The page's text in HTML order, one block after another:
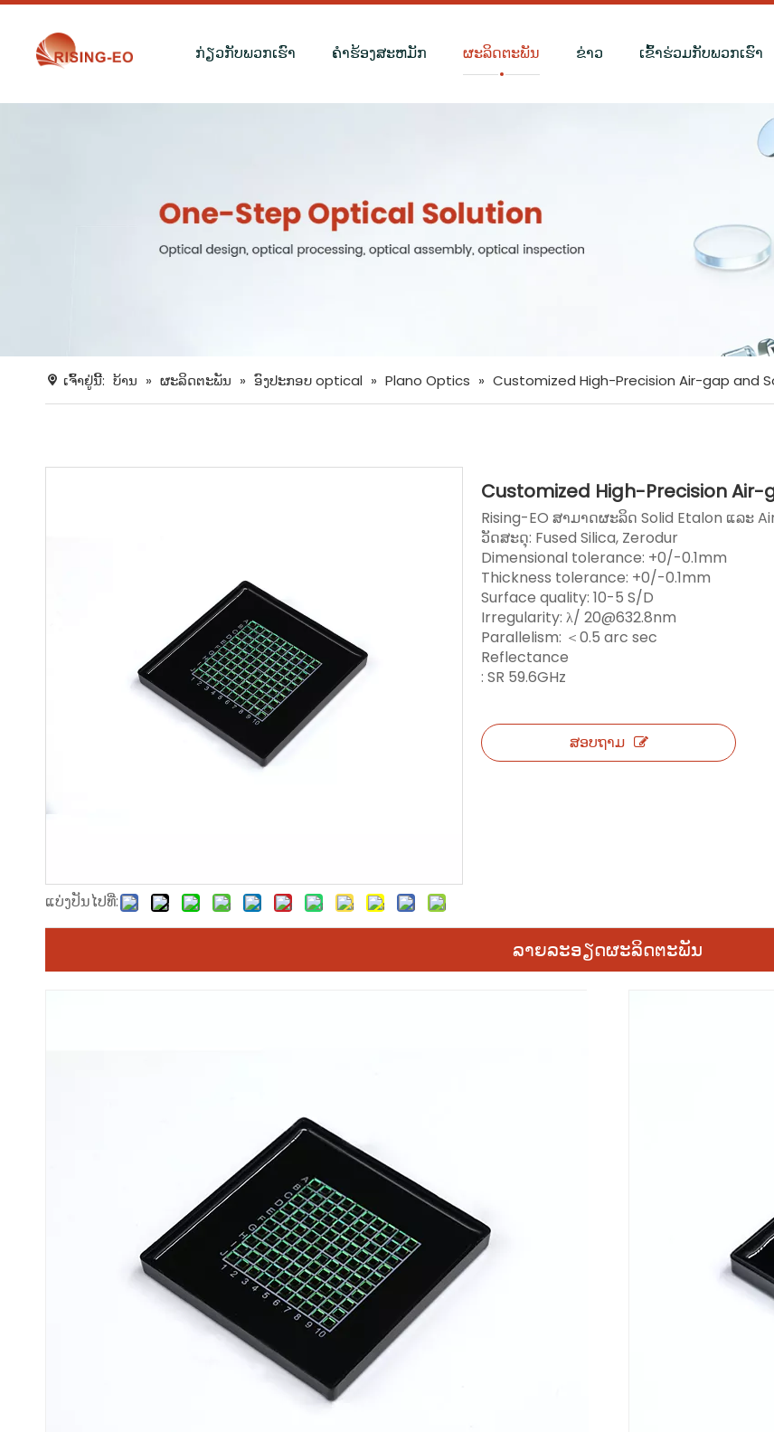
ກ່ຽວກັບພວກເຮົາ ຄໍາຮ້ອງສະຫມັກ ຜະລິດຕະພັນ ຂ່າວ ເຂົ້າຮ່ວມກັບພວກເຮົາ
ເຈົ້າຢູ່ນີ້: ບ້ານ » ຜະລິດຕະພັນ » ອົງປະກອບ optical » Plano Optics » Customized High-Precision Air-gap and
ແບ່ງປັນໄປທີ່:
Customized High-Precision
Rising-EO ສາມາດຜະລິດ Solid Etalon ແລະ
ວັດສະດຸ: Fused Silica, Zerodur
Dimensional tolerance: +0/-0.1mm
Thickness tolerance: +0/-0.1mm
Surface quality: 10-5 S/D
Irregularity: λ/ 20@632.8nm
Parallelism: ＜0.5 arc sec
Reflectance
: SR 59.6GHz
ສອບຖາມ
ລາຍ​ລະ​ອຽດ​ຜະ​ລິດ​ຕະ​ພັນ